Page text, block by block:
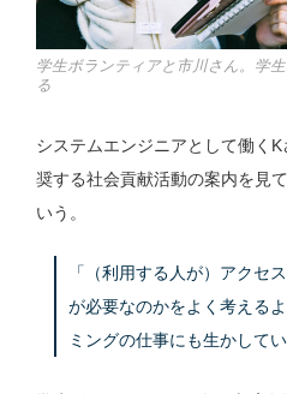
学生ボランティアと市川さん。学
る
システムエンジニアとして働く
奨する社会貢献活動の案内を見
いう。
「（利用する人が）アクセ
が必要なのかをよく考える
ミングの仕事にも生かしてい